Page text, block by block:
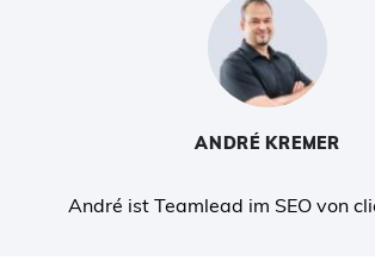
ANDRÉ KREMER
André ist Teamlead im SEO von